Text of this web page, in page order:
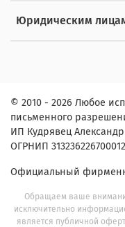
Юридическим
© 2010 - 2026 Любое
письменного
ИП Кудрявец
ОГРНИП 313236226700012
Официальный
Обращаем ваше
исключительно
является публичной